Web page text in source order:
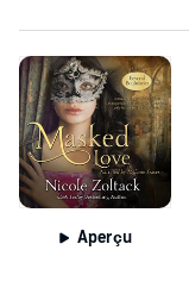
Aperçu